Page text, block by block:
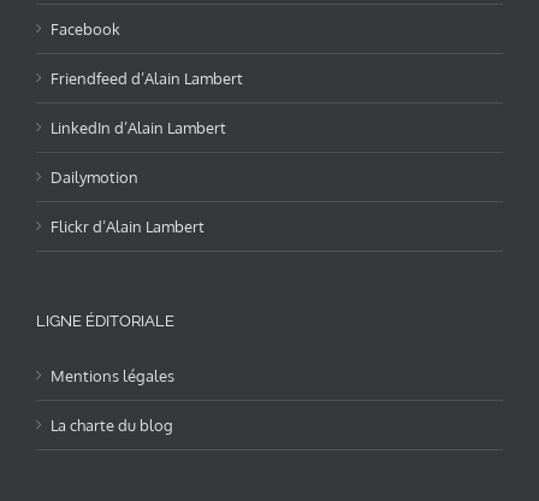
Facebook
Friendfeed d’Alain Lambert
LinkedIn d’Alain Lambert
Dailymotion
Flickr d’Alain Lambert
LIGNE ÉDITORIALE
Mentions légales
La charte du blog